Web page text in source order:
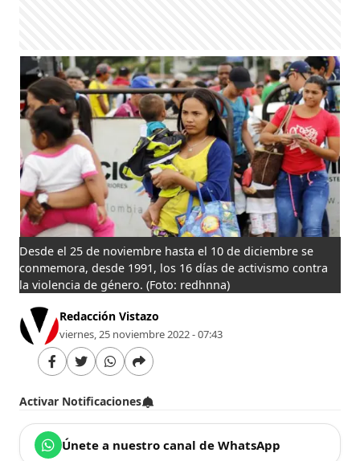
Desde el 25 de noviembre hasta el 10 de diciembre se
conmemora, desde 1991, los 16 días de activismo contra
la violencia de género. (Foto: redhnna)
Redacción Vistazo
viernes, 25 noviembre 2022 - 07:43
Activar Notificaciones
Únete a nuestro canal de WhatsApp